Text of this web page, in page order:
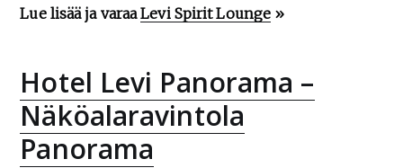
Lue lisää ja varaaLevi Spirit Lounge »
Hotel Levi Panorama –
Näköalaravintola
Panorama